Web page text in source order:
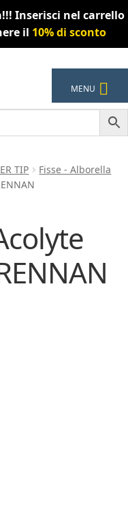
Inserisci nel carrello
il 10% di sconto
MENU
TIP
Fisse - Alborella